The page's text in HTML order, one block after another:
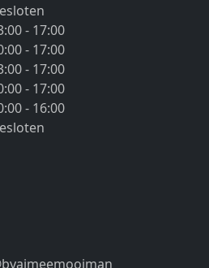
- 17:00
- 17:00
- 17:00
- 17:00
- 16:00